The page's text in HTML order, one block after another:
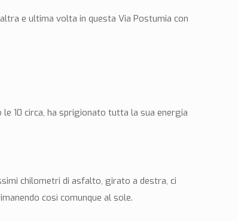
e ultima volta in questa Via Postumia con
10 circa, ha sprigionato tutta la sua energia
chilometri di asfalto, girato a destra, ci
così comunque al sole.